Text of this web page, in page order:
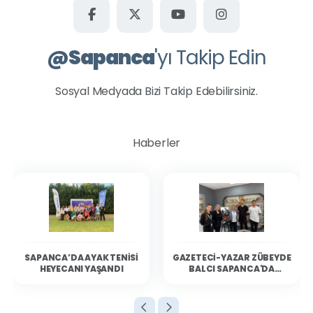
@Sapanca'yı Takip Edin
Sosyal Medyada Bizi Takip Edebilirsiniz.
Haberler
SAPANCA’DA AYAK TENISI
HEYECANI YAŞANDI
GAZETECI-YAZAR ZÜBEYDE
BALCI SAPANCA'DA